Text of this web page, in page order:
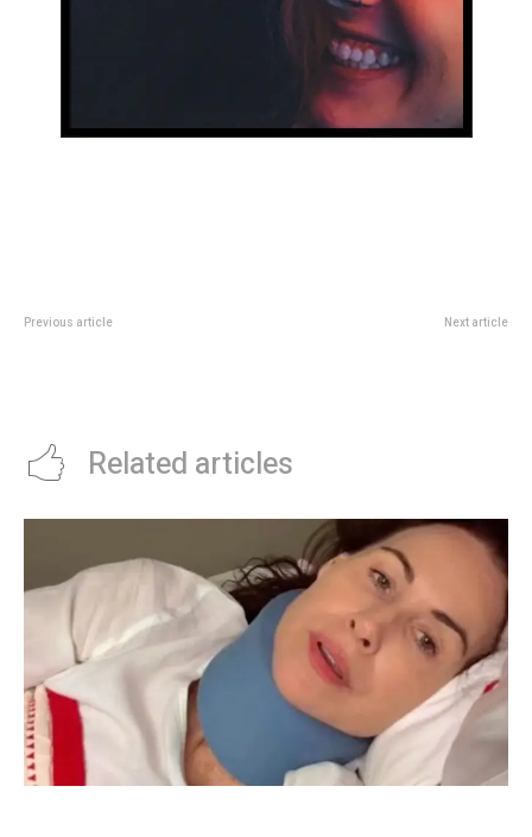
Previous article Next article
Related articles